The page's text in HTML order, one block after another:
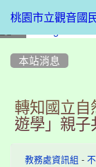
桃園市立觀音國
本站消息
轉知國立自
遊學」親子
教務處資訊組 -